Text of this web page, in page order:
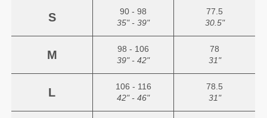
S
90 - 98
35" - 39"
77.5
30.5"
M
98 - 106
39" - 42"
78
31"
L
106 - 116
42" - 46"
78.5
31"